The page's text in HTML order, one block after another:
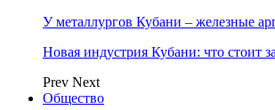
У металлургов Кубани – железные
Новая индустрия Кубани: что стоит
Prev Next
Общество